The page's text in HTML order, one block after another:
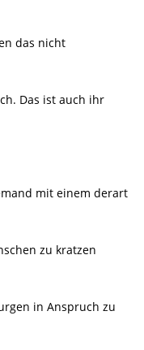
das nicht
Das ist auch ihr
mit einem derart
zu kratzen
in Anspruch zu